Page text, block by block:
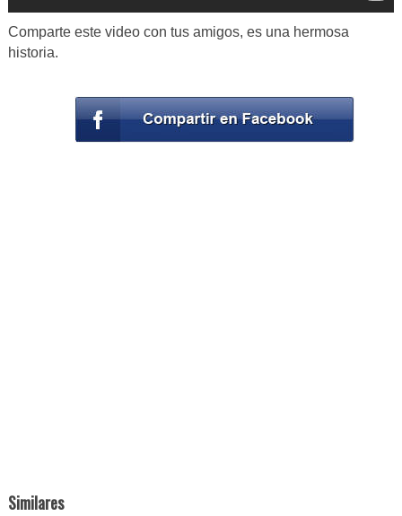
Comparte este video con tus amigos, es una hermosa
historia.
Similares